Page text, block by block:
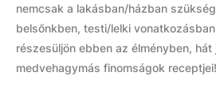
nemcsak a lakásban/házban
belsőnkben, testi/lelki
részesüljön ebben az élményben, hát
medvehagymás finomságok receptjei!